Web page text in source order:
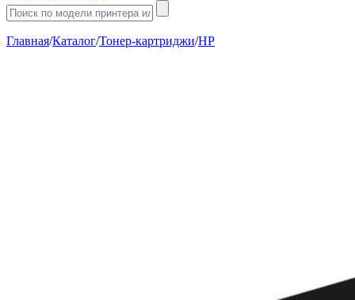
Главная/Каталог/Тонер-картриджи/HP